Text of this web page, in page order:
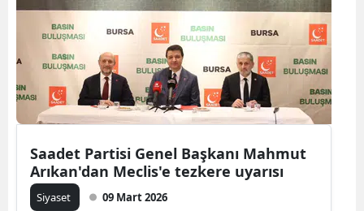
Saadet Partisi Genel Başkanı Mahmut
Arıkan'dan Meclis'e tezkere uyarısı
Siyaset 09 Mart 2026